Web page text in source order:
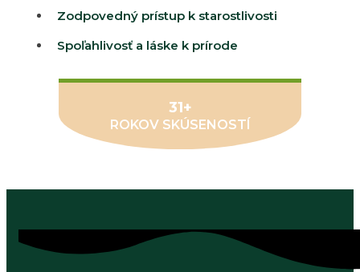
Zodpovedný prístup k starostlivosti
Spoľahlivosť a láske k prírode
31+
ROKOV SKÚSENOSTÍ